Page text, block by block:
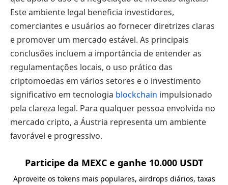
Este ambiente legal beneficia investidores,
comerciantes e usuários ao fornecer diretrizes claras
e promover um mercado estável. As principais
conclusões incluem a importância de entender as
regulamentações locais, o uso prático das
criptomoedas em vários setores e o investimento
significativo em tecnologia blockchain impulsionado
pela clareza legal. Para qualquer pessoa envolvida no
mercado cripto, a Áustria representa um ambiente
favorável e progressivo.
Participe da MEXC e ganhe 10.000 USDT
Aproveite os tokens mais populares, airdrops diários, taxas